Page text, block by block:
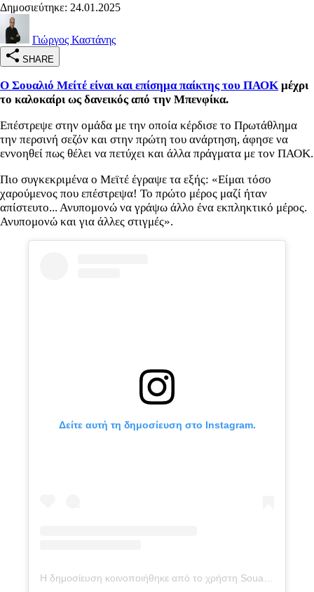
Δημοσιεύτηκε: 24.01.2025
Γιώργος Καστάνης
SHARE
Ο Σουαλιό Μείτέ είναι και επίσημα παίκτης του ΠΑΟΚ μέχρι
το καλοκαίρι ως δανεικός από την Μπενφίκα.
Επέστρεψε στην ομάδα με την οποία κέρδισε το Πρωτάθλημα
την περσινή σεζόν και στην πρώτη του ανάρτηση, άφησε να
εννοηθεί πως θέλει να πετύχει και άλλα πράγματα με τον ΠΑΟΚ.
Πιο συγκεκριμένα ο Μεϊτέ έγραψε τα εξής: «Είμαι τόσο
χαρούμενος που επέστρεψα! Το πρώτο μέρος μαζί ήταν
απίστευτο... Ανυπομονώ να γράψω άλλο ένα εκπληκτικό μέρος.
Ανυπομονώ και για άλλες στιγμές».
Δείτε αυτή τη δημοσίευση στο Instagram.